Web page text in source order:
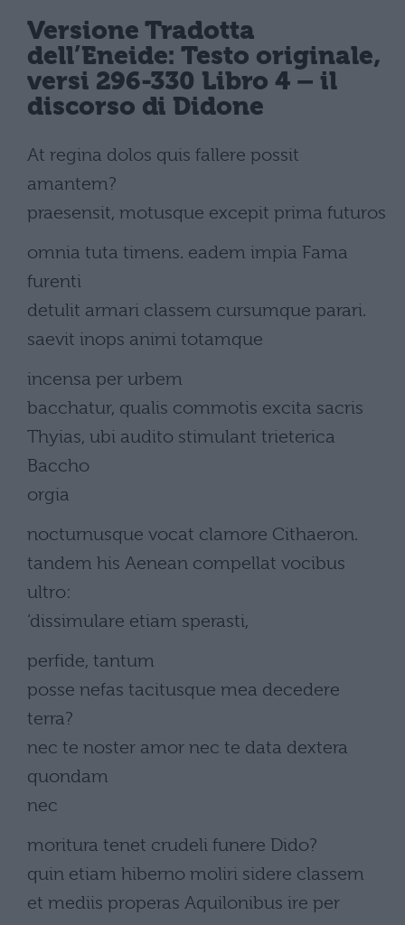
Versione Tradotta
dell’Eneide: Testo originale,
versi 296-330 Libro 4 – il
discorso di Didone
At regina dolos quis fallere possit
amantem?
praesensit, motusque excepit prima futuros
omnia tuta timens. eadem impia Fama
furenti
detulit armari classem cursumque parari.
saevit inops animi totamque
incensa per urbem
bacchatur, qualis commotis excita sacris
Thyias, ubi audito stimulant trieterica
Baccho
orgia
nocturnusque vocat clamore Cithaeron.
tandem his Aenean compellat vocibus
ultro:
‘dissimulare etiam sperasti,
perfide, tantum
posse nefas tacitusque mea decedere
terra?
nec te noster amor nec te data dextera
quondam
nec
moritura tenet crudeli funere Dido?
quin etiam hiberno moliri sidere classem
et mediis properas Aquilonibus ire per